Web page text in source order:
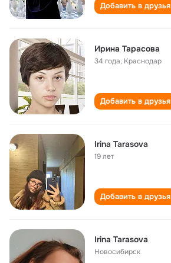
Добавить в друзья
Ирина Тарасова
34 года, Краснодар
Добавить в друзья
Irina Tarasova
19 лет
Добавить в друзья
Irina Tarasova
Новосибирск